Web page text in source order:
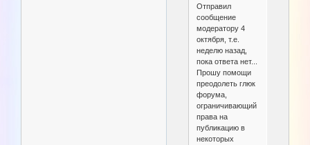
Отправил
сообщение
модератору 4
октября, т.е.
неделю назад,
пока ответа нет...
Прошу помощи
преодолеть глюк
форума,
ограничивающий
права на
публикацию в
некоторых